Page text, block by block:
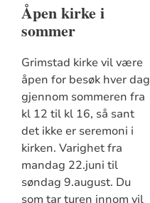
Åpen kirke i
sommer
Grimstad kirke vil være
åpen for besøk hver dag
gjennom sommeren fra
kl 12 til kl 16, så sant
det ikke er seremoni i
kirken. Varighet fra
mandag 22.juni til
søndag 9.august. Du
som tar turen innom vil